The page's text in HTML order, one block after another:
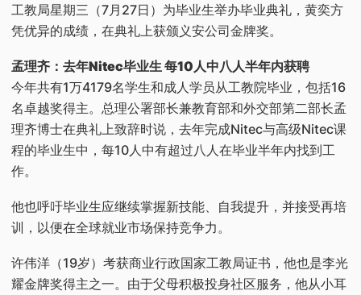
工教局星期三（7月27日）为毕业生举办毕业典礼，黄奕方
凭优异的成绩，在典礼上获颁义安公司金牌奖。
孟理齐：去年Nitec毕业生 每10人中八人半年内获聘
今年共有1万4179名学生和成人学员从工教院毕业，包括16
名卓越奖得主。总理公署部长兼教育部和外交部第二部长孟
理齐博士在典礼上致辞时说，去年完成Nitec与高级Nitec课
程的毕业生中，每10人中有超过八人在毕业半年内找到工
作。
他也呼吁毕业生应继续掌握新技能、自我提升，并接受再培
训，以便在全球就业市场保持竞争力。
许伟洋（19岁）考获商业行政国家工教局证书，他也是李光
耀金牌奖得主之一。由于父母积极投身社区服务，他从小耳